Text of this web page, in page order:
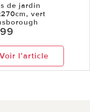
de jardin
vert
Voir l’article